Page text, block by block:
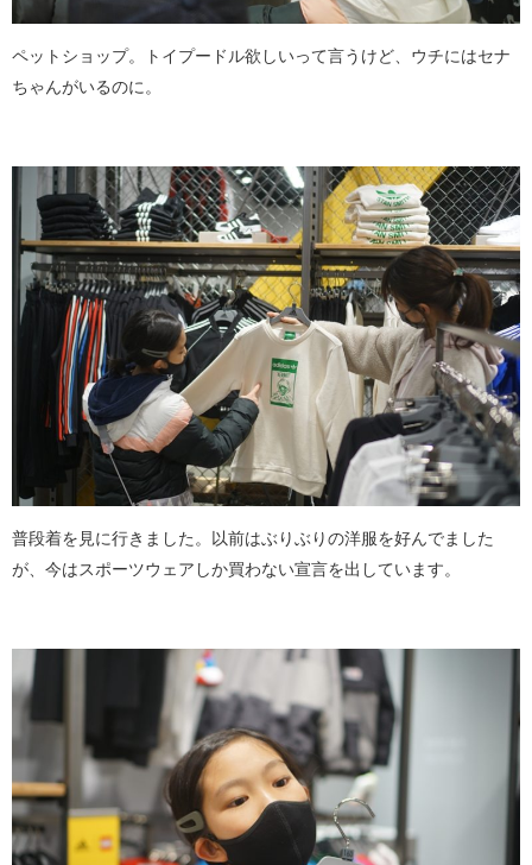
ペットショップ。トイプードル欲しいって言うけど、ウチにはセナ
ちゃんがいるのに。
普段着を見に行きました。以前はぶりぶりの洋服を好んでました
が、今はスポーツウェアしか買わない宣言を出しています。